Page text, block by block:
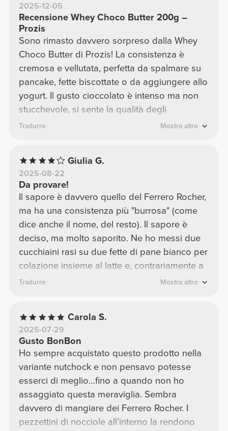
2025-12-05
Recensione Whey Choco Butter 200g –
Prozis
Sono rimasto davvero sorpreso dalla Whey
Choco Butter di Prozis! La consistenza è
cremosa e vellutata, perfetta da spalmare su
pancake, fette biscottate o da aggiungere allo
yogurt. Il gusto cioccolato è intenso ma non
stucchevole, si sente la qualità degli
ingredienti e soprattutto l’ottimo equilibrio tra
alto contenuto proteico, basso in zuccheri,
ideale per chi si allena ma non vuole
rinunciare al gusto. Si digerisce facilmente e
non risulta pesante. La confezione da 200g è
pratica e dura abbastanza, considerando che
ne basta poca per dare tanto sapore.
Rapporto qualità-prezzo ottimo.
Consigliatissima a chi cerca uno snack fit,
ricomprerò sicuramente!
Tradurre Mostra altro
Giulia G.
2025-08-22
Da provare!
Il sapore è davvero quello del Ferrero Rocher,
ma ha una consistenza più "burrosa" (come
dice anche il nome, del resto). Il sapore è
deciso, ma molto saporito. Ne ho messi due
cucchiaini rasi su due fette di pane bianco per
colazione insieme al latte e, contrariamente a
come accade di solito, la fame dello spuntino
di proteine decisamente positivo.
Tradurre Mostra altro
Carola S.
2025-07-29
Gusto BonBon
Ho sempre acquistato questo prodotto nella
variante nutchock e non pensavo potesse
esserci di meglio…fino a quando non ho
assaggiato questa meraviglia. Sembra
davvero di mangiare dei Ferrero Rocher. I
pezzettini di nocciole all’interno la rendono